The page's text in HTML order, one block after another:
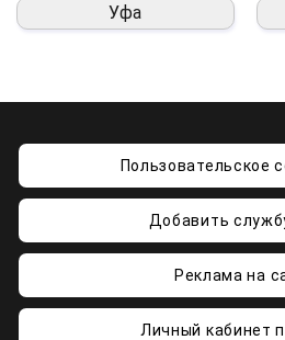
Уфа
Пользовательское
Добавить
Реклама на
Личный кабинет